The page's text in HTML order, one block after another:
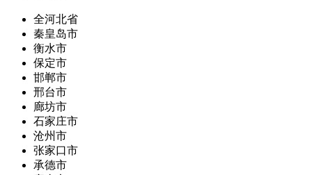
全河北省
秦皇岛市
衡水市
保定市
邯郸市
邢台市
廊坊市
石家庄市
沧州市
张家口市
承德市